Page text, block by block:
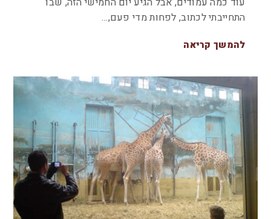
התחייבתי לכתוב, לפחות מדי פעם,…
להמשך קריאה